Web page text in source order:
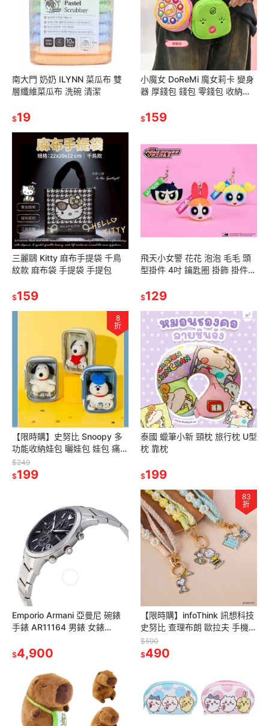
南大門 奶奶 ILYNN 菜瓜布 雙
層纖維菜瓜布 洗碗 清潔
$19
小魔女 DoReMi 魔女莉卡 變身
器 厚錢包 錢包 零錢包 收納包
$159
三麗鷗 Kitty 麻布手提袋 千鳥
紋款 麻布袋 手提袋 手提包
$159
飛天小女警 花花 泡泡 毛毛 頭
型掛件 4吋 鑰匙圈 掛飾 掛件
$129
8
折
【限時購】史努比 Snoopy 多
功能收納娃包 曬娃包 娃包 痛包
化妝包 收納包 卡包 防水包
$249
$199
泰國 蠟筆小新 頸枕 旅行枕 U型
枕 靠枕
$199
Emporio Armani 亞曼尼 碗錶
手錶 AR11164 男錶 女錶
$4,900
83
折
【限時購】infoThink 訊想科技
史努比 查理布朗 歐拉夫 手機編
織頸掛繩 手機掛繩 吊繩
$590
$490